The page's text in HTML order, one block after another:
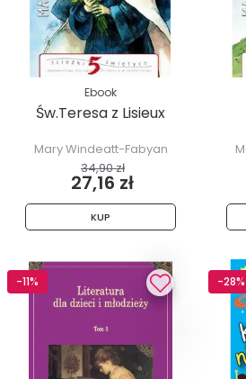
Ebook
Św.Teresa z Lisieux
Mary Windeatt-Fabyan
34,90 zł
27,16 zł
KUP
-11% -28%